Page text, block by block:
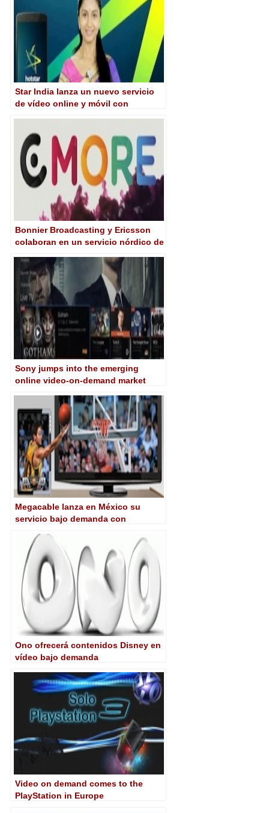
Star India lanza un nuevo servicio
de vídeo online y móvil con
Bonnier Broadcasting y Ericsson
colaboran en un servicio nórdico de
Sony jumps into the emerging
online video-on-demand market
Megacable lanza en México su
servicio bajo demanda con
Ono ofrecerá contenidos Disney en
vídeo bajo demanda
Video on demand comes to the
PlayStation in Europe